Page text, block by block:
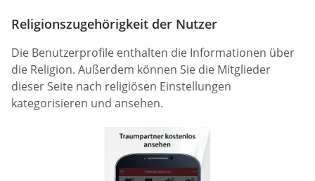
Religionszugehörigkeit der Nutzer
Die Benutzerprofile enthalten die Informationen über
die Religion. Außerdem können Sie die Mitglieder
dieser Seite nach religiösen Einstellungen
kategorisieren und ansehen.